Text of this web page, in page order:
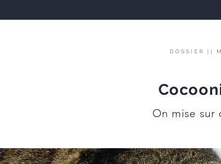
DOSSIER ||
On mise sur